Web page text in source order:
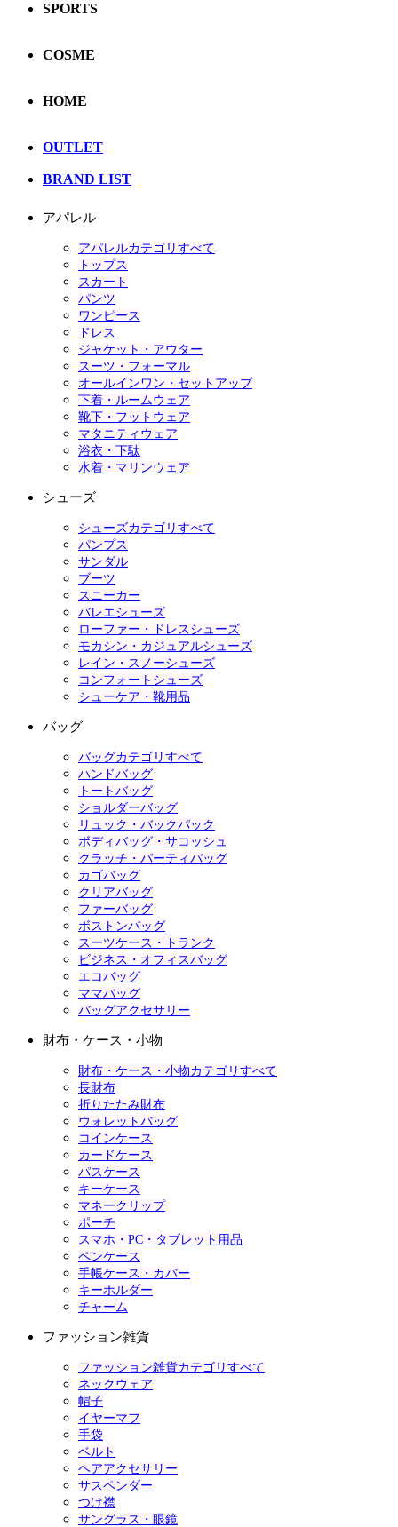
SPORTS
COSME
HOME
OUTLET
BRAND LIST
アパレル
アパレルカテゴリすべて
トップス
スカート
パンツ
ワンピース
ドレス
ジャケット・アウター
スーツ・フォーマル
オールインワン・セットアップ
下着・ルームウェア
靴下・フットウェア
マタニティウェア
浴衣・下駄
水着・マリンウェア
シューズ
シューズカテゴリすべて
パンプス
サンダル
ブーツ
スニーカー
バレエシューズ
ローファー・ドレスシューズ
モカシン・カジュアルシューズ
レイン・スノーシューズ
コンフォートシューズ
シューケア・靴用品
バッグ
バッグカテゴリすべて
ハンドバッグ
トートバッグ
ショルダーバッグ
リュック・バックパック
ボディバッグ・サコッシュ
クラッチ・パーティバッグ
カゴバッグ
クリアバッグ
ファーバッグ
ボストンバッグ
スーツケース・トランク
ビジネス・オフィスバッグ
エコバッグ
ママバッグ
バッグアクセサリー
財布・ケース・小物
財布・ケース・小物カテゴリすべて
長財布
折りたたみ財布
ウォレットバッグ
コインケース
カードケース
パスケース
キーケース
マネークリップ
ポーチ
スマホ・PC・タブレット用品
ペンケース
手帳ケース・カバー
キーホルダー
チャーム
ファッション雑貨
ファッション雑貨カテゴリすべて
ネックウェア
帽子
イヤーマフ
手袋
ベルト
ヘアアクセサリー
サスペンダー
つけ襟
サングラス・眼鏡